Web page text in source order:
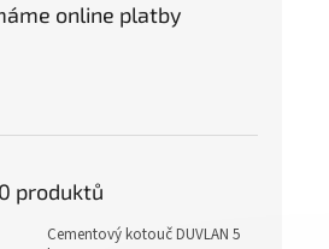
online platby
produktů
Cementový kotouč DUVLAN 5